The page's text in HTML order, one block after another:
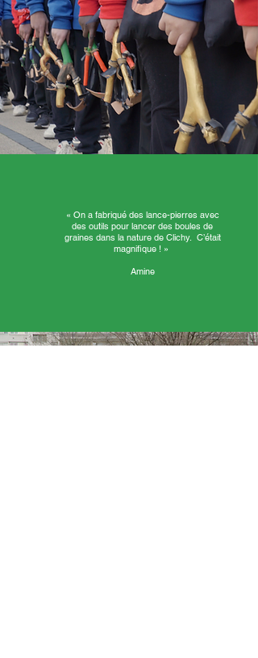
« On a fabriqué des lance-pierres avec
des outils pour lancer des boules de
graines dans la nature de Clichy. C’était
magnifique ! »
Amine